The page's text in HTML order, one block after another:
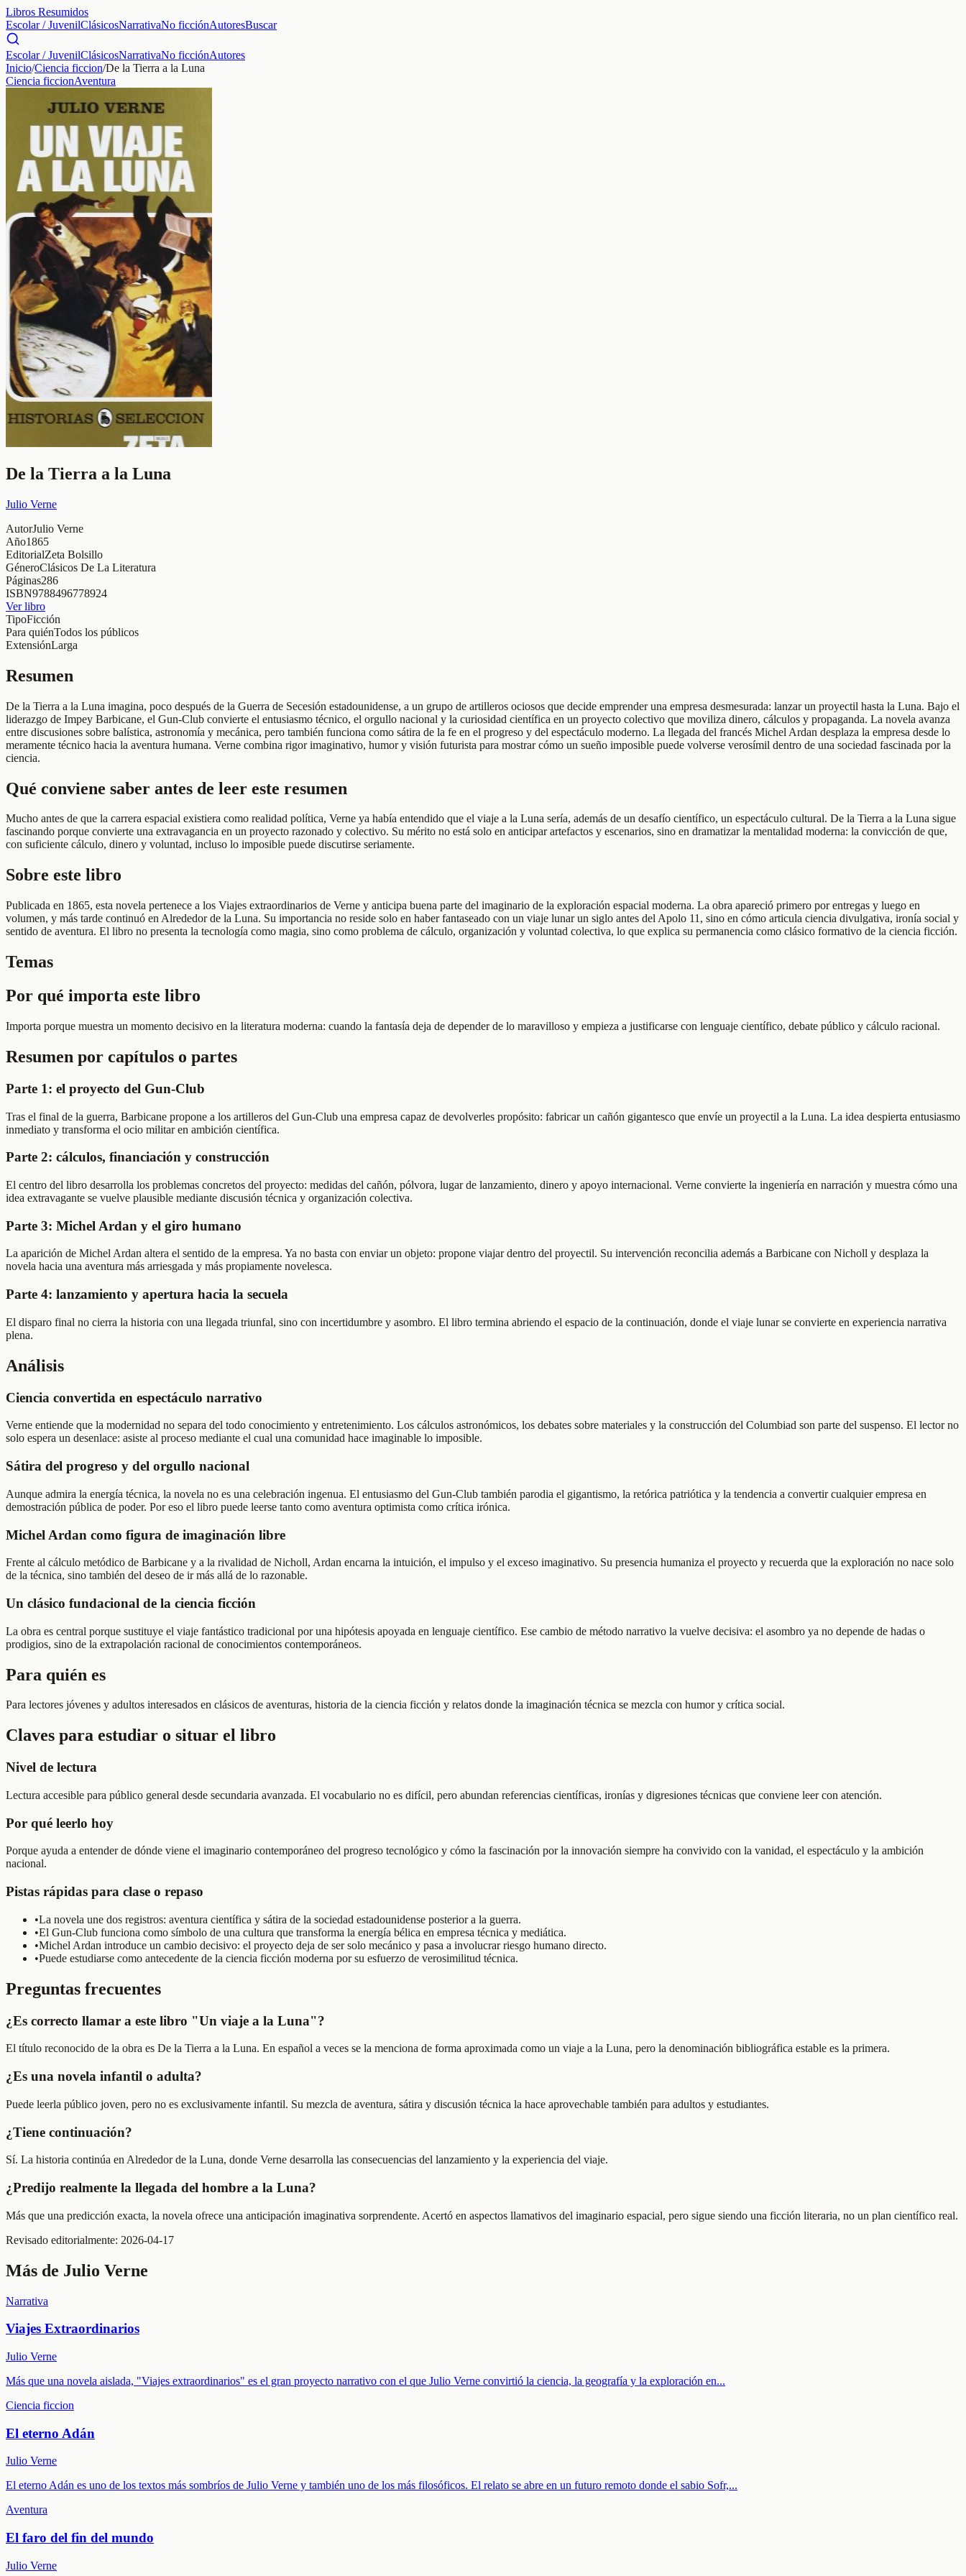
Libros Resumidos
Escolar / JuvenilClásicosNarrativaNo ficciónAutoresBuscar
Escolar / JuvenilClásicosNarrativaNo ficciónAutores
Inicio/Ciencia ficcion/De la Tierra a la Luna
Ciencia ficcionAventura
De la Tierra a la Luna
Julio Verne
AutorJulio Verne
Año1865
EditorialZeta Bolsillo
GéneroClásicos De La Literatura
Páginas286
ISBN9788496778924
Ver libro
TipoFicción
Para quiénTodos los públicos
ExtensiónLarga
Resumen
De la Tierra a la Luna imagina, poco después de la Guerra de Secesión estadounidense, a un grupo de artilleros ociosos que decide emprender una empresa desmesurada: lanzar un proyectil hasta la Luna. Bajo el
liderazgo de Impey Barbicane, el Gun-Club convierte el entusiasmo técnico, el orgullo nacional y la curiosidad científica en un proyecto colectivo que moviliza dinero, cálculos y propaganda. La novela avanza
entre discusiones sobre balística, astronomía y mecánica, pero también funciona como sátira de la fe en el progreso y del espectáculo moderno. La llegada del francés Michel Ardan desplaza la empresa desde lo
meramente técnico hacia la aventura humana. Verne combina rigor imaginativo, humor y visión futurista para mostrar cómo un sueño imposible puede volverse verosímil dentro de una sociedad fascinada por la
ciencia.
Qué conviene saber antes de leer este resumen
Mucho antes de que la carrera espacial existiera como realidad política, Verne ya había entendido que el viaje a la Luna sería, además de un desafío científico, un espectáculo cultural. De la Tierra a la Luna sigue
fascinando porque convierte una extravagancia en un proyecto razonado y colectivo. Su mérito no está solo en anticipar artefactos y escenarios, sino en dramatizar la mentalidad moderna: la convicción de que,
con suficiente cálculo, dinero y voluntad, incluso lo imposible puede discutirse seriamente.
Sobre este libro
Publicada en 1865, esta novela pertenece a los Viajes extraordinarios de Verne y anticipa buena parte del imaginario de la exploración espacial moderna. La obra apareció primero por entregas y luego en
volumen, y más tarde continuó en Alrededor de la Luna. Su importancia no reside solo en haber fantaseado con un viaje lunar un siglo antes del Apolo 11, sino en cómo articula ciencia divulgativa, ironía social y
sentido de aventura. El libro no presenta la tecnología como magia, sino como problema de cálculo, organización y voluntad colectiva, lo que explica su permanencia como clásico formativo de la ciencia ficción.
Temas
Por qué importa este libro
Importa porque muestra un momento decisivo en la literatura moderna: cuando la fantasía deja de depender de lo maravilloso y empieza a justificarse con lenguaje científico, debate público y cálculo racional.
Resumen por capítulos o partes
Parte 1: el proyecto del Gun-Club
Tras el final de la guerra, Barbicane propone a los artilleros del Gun-Club una empresa capaz de devolverles propósito: fabricar un cañón gigantesco que envíe un proyectil a la Luna. La idea despierta entusiasmo
inmediato y transforma el ocio militar en ambición científica.
Parte 2: cálculos, financiación y construcción
El centro del libro desarrolla los problemas concretos del proyecto: medidas del cañón, pólvora, lugar de lanzamiento, dinero y apoyo internacional. Verne convierte la ingeniería en narración y muestra cómo una
idea extravagante se vuelve plausible mediante discusión técnica y organización colectiva.
Parte 3: Michel Ardan y el giro humano
La aparición de Michel Ardan altera el sentido de la empresa. Ya no basta con enviar un objeto: propone viajar dentro del proyectil. Su intervención reconcilia además a Barbicane con Nicholl y desplaza la
novela hacia una aventura más arriesgada y más propiamente novelesca.
Parte 4: lanzamiento y apertura hacia la secuela
El disparo final no cierra la historia con una llegada triunfal, sino con incertidumbre y asombro. El libro termina abriendo el espacio de la continuación, donde el viaje lunar se convierte en experiencia narrativa
plena.
Análisis
Ciencia convertida en espectáculo narrativo
Verne entiende que la modernidad no separa del todo conocimiento y entretenimiento. Los cálculos astronómicos, los debates sobre materiales y la construcción del Columbiad son parte del suspenso. El lector no
solo espera un desenlace: asiste al proceso mediante el cual una comunidad hace imaginable lo imposible.
Sátira del progreso y del orgullo nacional
Aunque admira la energía técnica, la novela no es una celebración ingenua. El entusiasmo del Gun-Club también parodia el gigantismo, la retórica patriótica y la tendencia a convertir cualquier empresa en
demostración pública de poder. Por eso el libro puede leerse tanto como aventura optimista como crítica irónica.
Michel Ardan como figura de imaginación libre
Frente al cálculo metódico de Barbicane y a la rivalidad de Nicholl, Ardan encarna la intuición, el impulso y el exceso imaginativo. Su presencia humaniza el proyecto y recuerda que la exploración no nace solo
de la técnica, sino también del deseo de ir más allá de lo razonable.
Un clásico fundacional de la ciencia ficción
La obra es central porque sustituye el viaje fantástico tradicional por una hipótesis apoyada en lenguaje científico. Ese cambio de método narrativo la vuelve decisiva: el asombro ya no depende de hadas o
prodigios, sino de la extrapolación racional de conocimientos contemporáneos.
Para quién es
Para lectores jóvenes y adultos interesados en clásicos de aventuras, historia de la ciencia ficción y relatos donde la imaginación técnica se mezcla con humor y crítica social.
Claves para estudiar o situar el libro
Nivel de lectura
Lectura accesible para público general desde secundaria avanzada. El vocabulario no es difícil, pero abundan referencias científicas, ironías y digresiones técnicas que conviene leer con atención.
Por qué leerlo hoy
Porque ayuda a entender de dónde viene el imaginario contemporáneo del progreso tecnológico y cómo la fascinación por la innovación siempre ha convivido con la vanidad, el espectáculo y la ambición
nacional.
Pistas rápidas para clase o repaso
•La novela une dos registros: aventura científica y sátira de la sociedad estadounidense posterior a la guerra.
•El Gun-Club funciona como símbolo de una cultura que transforma la energía bélica en empresa técnica y mediática.
•Michel Ardan introduce un cambio decisivo: el proyecto deja de ser solo mecánico y pasa a involucrar riesgo humano directo.
•Puede estudiarse como antecedente de la ciencia ficción moderna por su esfuerzo de verosimilitud técnica.
Preguntas frecuentes
¿Es correcto llamar a este libro "Un viaje a la Luna"?
El título reconocido de la obra es De la Tierra a la Luna. En español a veces se la menciona de forma aproximada como un viaje a la Luna, pero la denominación bibliográfica estable es la primera.
¿Es una novela infantil o adulta?
Puede leerla público joven, pero no es exclusivamente infantil. Su mezcla de aventura, sátira y discusión técnica la hace aprovechable también para adultos y estudiantes.
¿Tiene continuación?
Sí. La historia continúa en Alrededor de la Luna, donde Verne desarrolla las consecuencias del lanzamiento y la experiencia del viaje.
¿Predijo realmente la llegada del hombre a la Luna?
Más que una predicción exacta, la novela ofrece una anticipación imaginativa sorprendente. Acertó en aspectos llamativos del imaginario espacial, pero sigue siendo una ficción literaria, no un plan científico real.
Revisado editorialmente: 2026-04-17
Más de Julio Verne
Narrativa
Viajes Extraordinarios
Julio Verne
Más que una novela aislada, "Viajes extraordinarios" es el gran proyecto narrativo con el que Julio Verne convirtió la ciencia, la geografía y la exploración en...
Ciencia ficcion
El eterno Adán
Julio Verne
El eterno Adán es uno de los textos más sombríos de Julio Verne y también uno de los más filosóficos. El relato se abre en un futuro remoto donde el sabio Sofr,...
Aventura
El faro del fin del mundo
Julio Verne